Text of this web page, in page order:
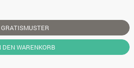
GRATISMUSTER
DEN WARENKORB